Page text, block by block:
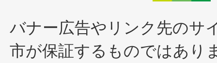
バナー広告やリンク先のサ
市が保証するものではあり